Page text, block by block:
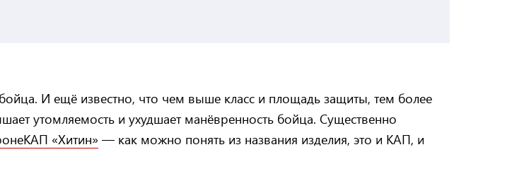
И ещё известно, что чем выше класс и площадь защиты, тем более
утомляемость и ухудшает манёвренность бойца. Существенно
«Хитин» — как можно понять из названия изделия, это и КАП, и